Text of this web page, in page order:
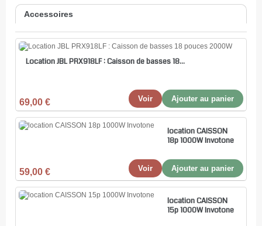
Accessoires
Location JBL PRX918LF : Caisson de basses 18...
69,00 € Ajouter au panier
Voir
location CAISSON
18p 1000W Invotone
59,00 € Ajouter au panier
Voir
location CAISSON
15p 1000W Invotone